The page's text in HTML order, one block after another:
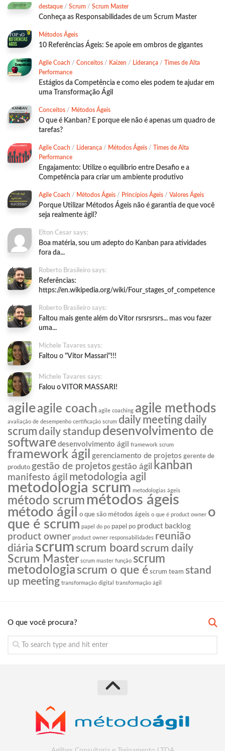
destaque / Scrum / Scrum Master
Conheça as Responsabilidades de um Scrum Master
Métodos Ágeis
10 Referências Ágeis: Se apoie em ombros de gigantes
Agile Coach / Conceitos / Kaizen / Liderança / Times de Alta
Performance
Estágios da Competência e como eles podem te ajudar em
uma Transformação Ágil
Conceitos / Métodos Ágeis
O que é Kanban? E porque ele não é apenas um quadro de
tarefas?
Agile Coach / Liderança / Métodos Ágeis / Times de Alta
Performance
Engajamento: Utilize o equilíbrio entre Desafio e a
Competência para criar um ambiente produtivo
Agile Coach / Métodos Ágeis / Princípios Ágeis / Valores Ágeis
Porque Utilizar Métodos Ágeis não é garantia de que você
seja realmente ágil?
Elton Cesar says:
Boa matéria, sou um adepto do Kanban para atividades
fora da...
Roberto Brasileiro says:
Referências:
https://en.wikipedia.org/wiki/Four_stages_of_competence
Roberto Brasileiro says:
Faltou mais gente além do Vitor rsrsrsrsrs... mas vou fazer
uma...
Michele Tavares says:
Faltou o "Vitor Massari"!!!
Michele Tavares says:
Falou o VITOR MASSARI!
agileagile coach agile coaching agile methods
avaliação de desempenho certificação scrum daily meeting daily
scrumdaily standup desenvolvimento de
software desenvolvimento ágil framework scrum
framework ágil gerenciamento de projetos gerente de
produto gestão de projetos gestão ágil kanban
manifesto ágil metodologia agil
metodologia scrum metodologias ágeis
método scrum métodos ágeis
método ágil o que são métodos ágeis o que é product owner o
que é scrum papel do po papel po product backlog
product owner product owner responsabilidades reunião
diária scrum scrum board scrum daily
Scrum Master scrum master função scrum
metodologia scrum o que é scrum team stand
up meeting transformação digital transformação ágil
O que você procura?